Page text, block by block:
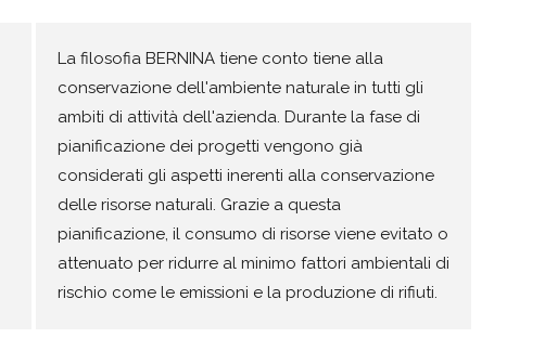
La filosofia BERNINA tiene conto tiene alla
conservazione dell'ambiente naturale in tutti gli
ambiti di attività dell'azienda. Durante la fase di
pianificazione dei progetti vengono già
considerati gli aspetti inerenti alla conservazione
delle risorse naturali. Grazie a questa
pianificazione, il consumo di risorse viene evitato o
attenuato per ridurre al minimo fattori ambientali di
rischio come le emissioni e la produzione di rifiuti.